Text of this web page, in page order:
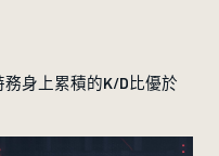
身上累積的K/D比優於